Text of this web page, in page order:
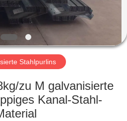
Stahlpurlins
zu M galvanisierte
Kanal-Stahl-